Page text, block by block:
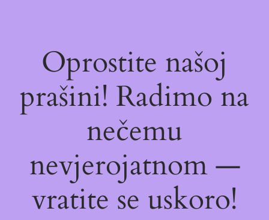
Oprostite našoj
prašini! Radimo na
nečemu
nevjerojatnom —
vratite se uskoro!